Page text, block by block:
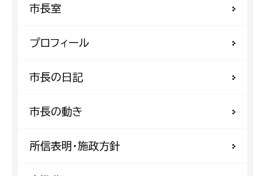
市長室
プロフィール
市長の日記
市長の動き
所信表明・施政方針